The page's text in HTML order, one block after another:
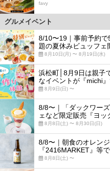
favy
グルメイベント
8/10〜19｜事前予約
題の夏休みビュッフェ
8月10日(月) 〜 8月19日(水)
浜松町│8月9日は親子
なイベントが『michi
8月9日(日) 〜
8/8〜｜「ダックワー
ェなど限定販売『ヨッ
8月8日(土) 〜 8月30日(日)
8/8〜｜朝食のオレン
『2416MARKET』等
8月8日(土) 〜